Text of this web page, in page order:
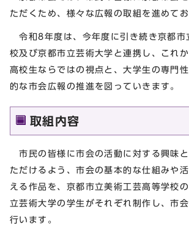
ただくため、様々な広報の取組を進めてお
令和8年度は、今年度に引き続き京都市
校及び京都市立芸術大学と連携し、これ
高校生ならではの視点と、大学生の専門
的な市会広報の推進を図っていきます。
取組内容
市民の皆様に市会の活動に対する興味
ただけるよう、市会の基本的な仕組みや
える作品を、京都市立美術工芸高等学校
立芸術大学の学生がそれぞれ制作し、市
行います。